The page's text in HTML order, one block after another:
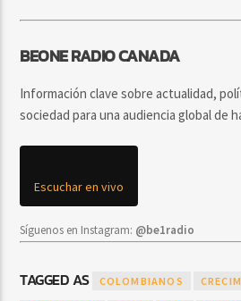
BEONE RADIO CANADA
Información clave sobre actualidad,
sociedad para una audiencia global de
Escuchar en vivo
Síguenos en Instagram: @be1radio
TAGGED AS COLOMBIANOS